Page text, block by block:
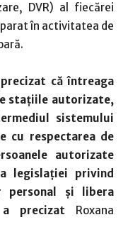
DVR) al fiecărei
în activitatea de
că întreaga
staţiile autorizate,
sistemului
cu respectarea de
autorizate
legislaţiei privind
personal şi libera
precizat Roxana